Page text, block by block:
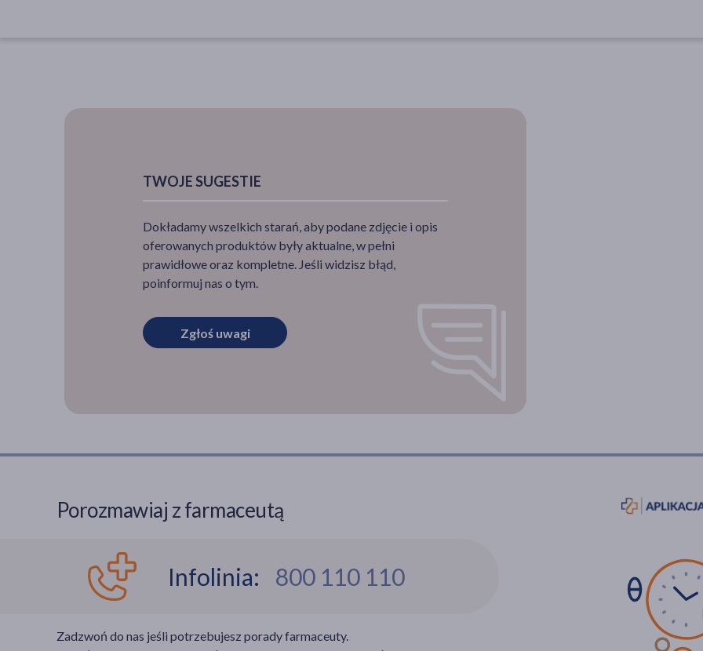
TWOJE SUGESTIE
Dokładamy wszelkich starań, aby podane zdjęcie i opis
oferowanych produktów były aktualne, w pełni
prawidłowe oraz kompletne. Jeśli widzisz błąd,
poinformuj nas o tym.
Zgłoś uwagi
Porozmawiaj z farmaceutą
Infolinia: 800 110 110
Zadzwoń do nas jeśli potrzebujesz porady farmaceuty.